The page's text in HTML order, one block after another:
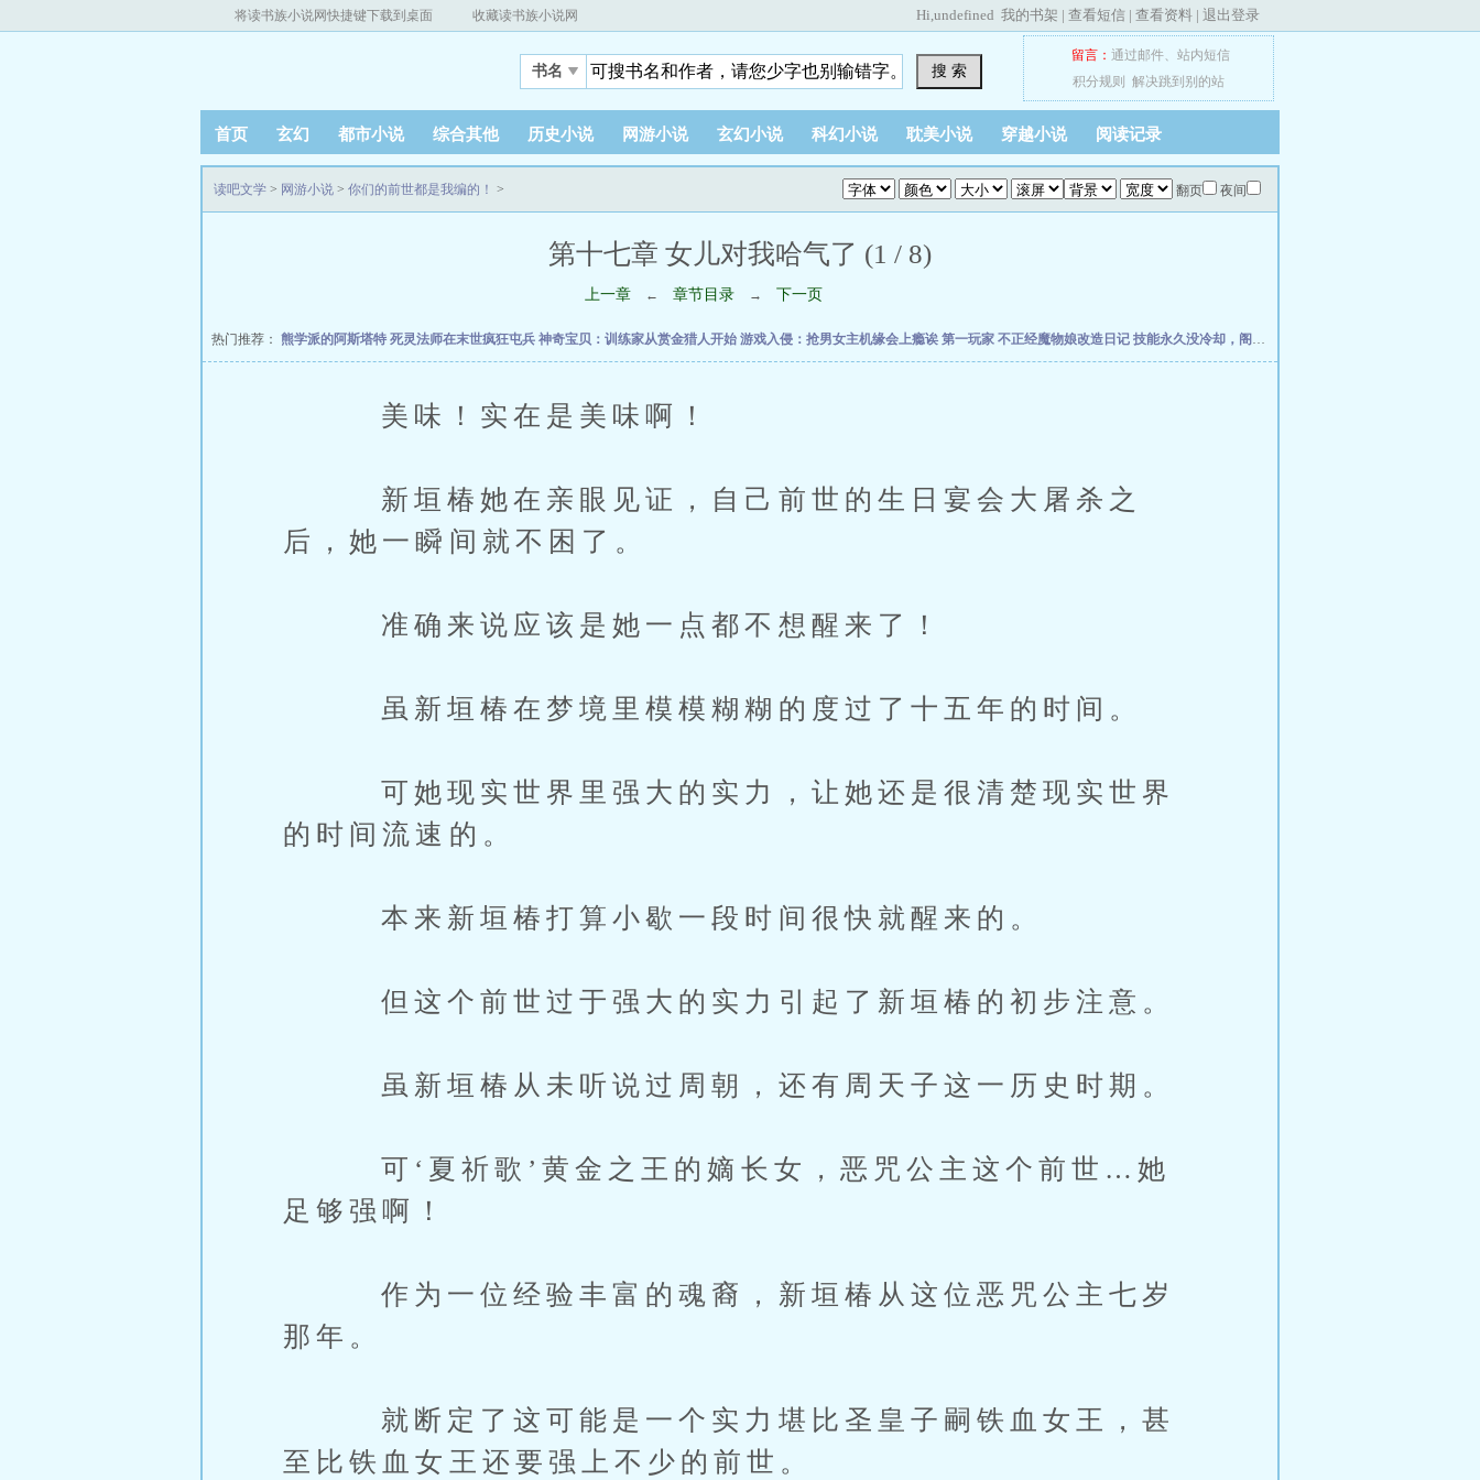
将读书族小说网快捷键下载到桌面 收藏读书族小说网 Hi,undefined 我的书架 | 查看短信 | 查看资料 | 退出登录
书名 搜 索
留言： 通过邮件、 站内短信
积分规则
解决跳到别的站
首页 玄幻 都市小说 综合其他 历史小说 网游小说 玄幻小说 科幻小说 耽美小说 穿越小说 阅读记录
翻页 夜间
读吧文学 > 网游小说 > 你们的前世都是我编的！ >
第十七章 女儿对我哈气了 (1 / 8)
上一章 ← 章节目录 → 下一页
热门推荐： 熊学派的阿斯塔特 死灵法师在末世疯狂屯兵 神奇宝贝：训练家从赏金猎人开始 游戏入侵：抢男女主机缘会上瘾诶 第一玩家 不正经魔物娘改造日记 技能永久没冷却，阁下如何应对？
美味！实在是美味啊！
新垣椿她在亲眼见证，自己前世的生日宴会大屠杀之
后，她一瞬间就不困了。
准确来说应该是她一点都不想醒来了！
虽新垣椿在梦境里模模糊糊的度过了十五年的时间。
可她现实世界里强大的实力，让她还是很清楚现实世界
的时间流速的。
本来新垣椿打算小歇一段时间很快就醒来的。
但这个前世过于强大的实力引起了新垣椿的初步注意。
虽新垣椿从未听说过周朝，还有周天子这一历史时期。
可‘夏祈歌’黄金之王的嫡长女，恶咒公主这个前世…她
足够强啊！
作为一位经验丰富的魂裔，新垣椿从这位恶咒公主七岁
那年。
就断定了这可能是一个实力堪比圣皇子嗣铁血女王，甚
至比铁血女王还要强上不少的前世。